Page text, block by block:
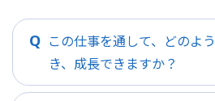
この仕事を通して、どのよ
き、成長できますか？